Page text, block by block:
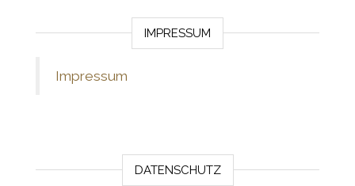
IMPRESSUM
Impressum
DATENSCHUTZ